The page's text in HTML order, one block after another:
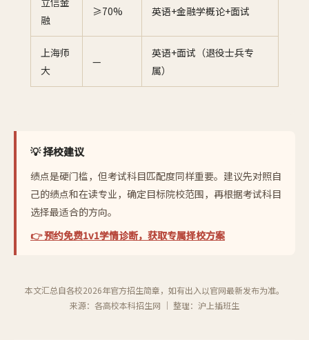
融
≥70% 英语+金融学概论+面试
上海师
大
—
英语+面试（退役士兵专
属）
💡 择校建议
绩点是硬门槛，但考试科目匹配度同样重要。建议先对照自
己的绩点和在读专业，确定目标院校范围，再根据考试科目
选择最适合的方向。
👉 预约免费1v1学情诊断，获取专属择校方案
本文汇总自各校2026年官方招生简章，如有出入以官网最新发布为准。
来源：各高校本科招生网 ｜ 整理：沪上插班生